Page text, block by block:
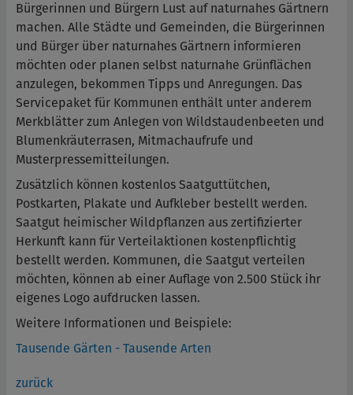
Bürgerinnen und Bürgern Lust auf naturnahes Gärtnern
machen. Alle Städte und Gemeinden, die Bürgerinnen
und Bürger über naturnahes Gärtnern informieren
möchten oder planen selbst naturnahe Grünflächen
anzulegen, bekommen Tipps und Anregungen. Das
Servicepaket für Kommunen enthält unter anderem
Merkblätter zum Anlegen von Wildstaudenbeeten und
Blumenkräuterrasen, Mitmachaufrufe und
Musterpressemitteilungen.
Zusätzlich können kostenlos Saatguttütchen,
Postkarten, Plakate und Aufkleber bestellt werden.
Saatgut heimischer Wildpflanzen aus zertifizierter
Herkunft kann für Verteilaktionen kostenpflichtig
bestellt werden. Kommunen, die Saatgut verteilen
möchten, können ab einer Auflage von 2.500 Stück ihr
eigenes Logo aufdrucken lassen.
Weitere Informationen und Beispiele:
Tausende Gärten - Tausende Arten
zurück